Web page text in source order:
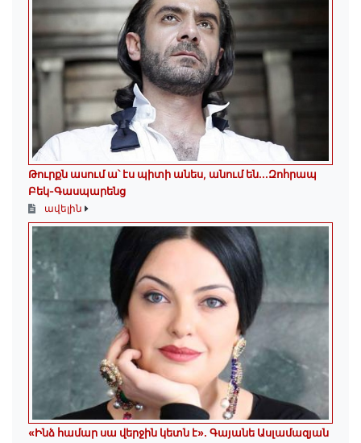
Թուրքն ասում ա՝ էս պիտի անես, անում են․․․Զոհրապ
Բեկ-Գասպարենց
ավելին
«Ինձ համար սա վերջին կետն է»․ Գայանե Ասլամազյան